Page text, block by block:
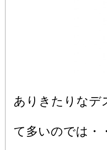
ありきたりなデ
て多いのでは・